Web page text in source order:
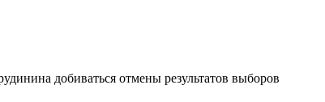
добиваться отмены результатов выборов